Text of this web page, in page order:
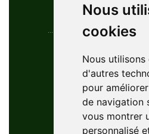
Nous
cookies
Nous
d'autres
pour
de navigation
vous montrer
personnalisé
YouGolfTours
+41 77 956
1950 Sion, Wallis,